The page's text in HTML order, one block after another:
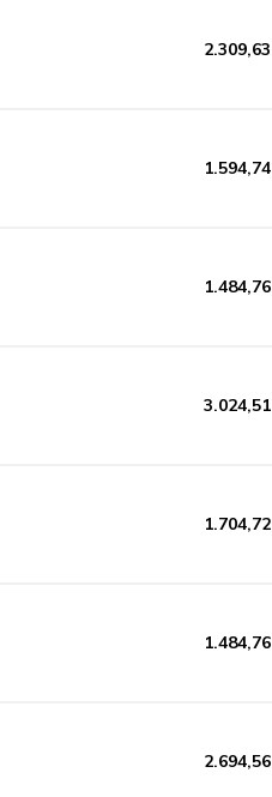
2.309,63
1.594,74
1.484,76
3.024,51
1.704,72
1.484,76
2.694,56